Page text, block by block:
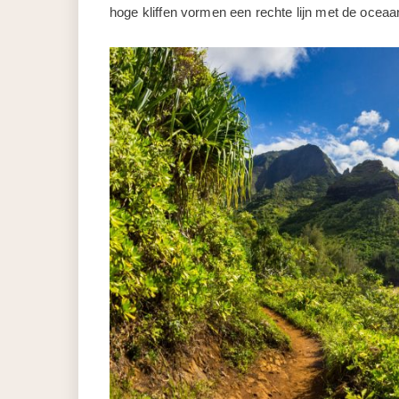
hoge kliffen vormen een rechte lijn met de